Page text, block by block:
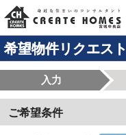
希望物件リクエスト
入力
ご希望条件